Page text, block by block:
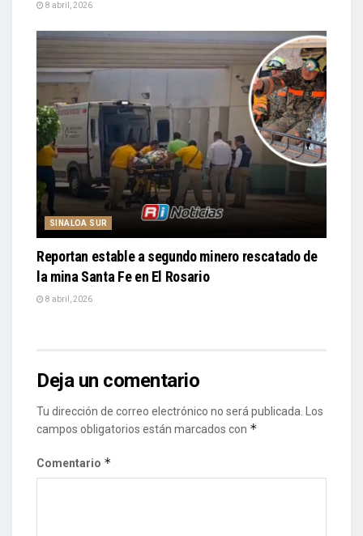
8 abril, 2026
SINALOA SUR
Reportan estable a segundo minero rescatado de
la mina Santa Fe en El Rosario
8 abril, 2026
Deja un comentario
Tu dirección de correo electrónico no será publicada.
Los
campos obligatorios están marcados con *
Comentario *